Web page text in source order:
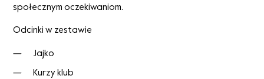
społecznym oczekiwaniom.
Odcinki w zestawie
Jajko
Kurzy klub